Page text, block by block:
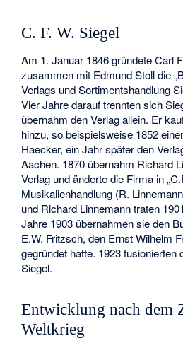
C. F. W. Siegel
Am 1. Januar 1846 gründete Carl
zusammen mit Edmund Stoll die
Verlags und Sortimentshandlung
Vier Jahre darauf trennten sich
übernahm den Verlag allein. Er
hinzu, so beispielsweise 1852
Haecker, ein Jahr später den
Aachen. 1870 übernahm Richard
Verlag und änderte die Firma in
Musikalienhandlung (R.
und Richard Linnemann traten
Jahre 1903 übernahmen sie den
E.W. Fritzsch, den Ernst Wilhelm
gegründet hatte. 1923 fusionierten
Siegel.
Entwicklung nach dem
Weltkrieg